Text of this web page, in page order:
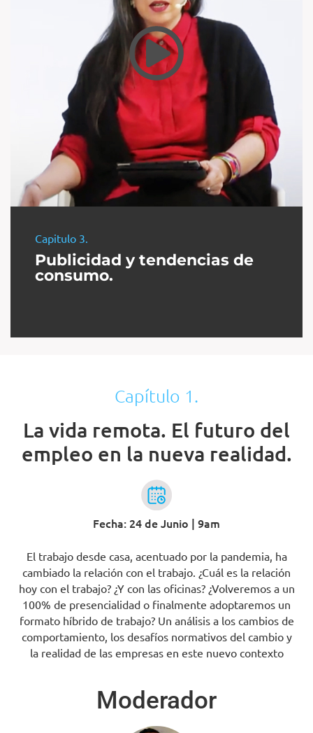
Capitulo 3.
Publicidad y tendencias de
consumo. ​
Capítulo 1.
La vida remota. El futuro del
empleo en la nueva realidad.
Fecha: 24 de Junio | 9am
El trabajo desde casa, acentuado por la pandemia, ha
cambiado la relación con el trabajo. ¿Cuál es la relación
hoy con el trabajo? ¿Y con las oficinas? ¿Volveremos a un
100% de presencialidad o finalmente adoptaremos un
formato híbrido de trabajo? Un análisis a los cambios de
comportamiento, los desafíos normativos del cambio y
la realidad de las empresas en este nuevo contexto
Moderador